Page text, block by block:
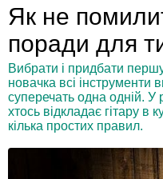
Як не
поради для
Вибрати і придбати
новачка всі
суперечать одна одній. У
хтось відкладає гітару в
кілька простих правил.